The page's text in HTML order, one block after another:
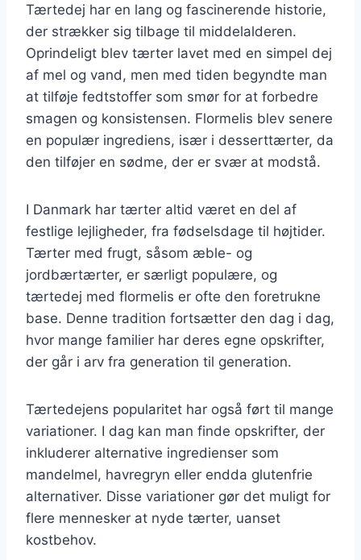
Tærtedej har en lang og fascinerende historie,
der strækker sig tilbage til middelalderen.
Oprindeligt blev tærter lavet med en simpel dej
af mel og vand, men med tiden begyndte man
at tilføje fedtstoffer som smør for at forbedre
smagen og konsistensen. Flormelis blev senere
en populær ingrediens, især i desserttærter, da
den tilføjer en sødme, der er svær at modstå.
I Danmark har tærter altid været en del af
festlige lejligheder, fra fødselsdage til højtider.
Tærter med frugt, såsom æble- og
jordbærtærter, er særligt populære, og
tærtedej med flormelis er ofte den foretrukne
base. Denne tradition fortsætter den dag i dag,
hvor mange familier har deres egne opskrifter,
der går i arv fra generation til generation.
Tærtedejens popularitet har også ført til mange
variationer. I dag kan man finde opskrifter, der
inkluderer alternative ingredienser som
mandelmel, havregryn eller endda glutenfrie
alternativer. Disse variationer gør det muligt for
flere mennesker at nyde tærter, uanset
kostbehov.